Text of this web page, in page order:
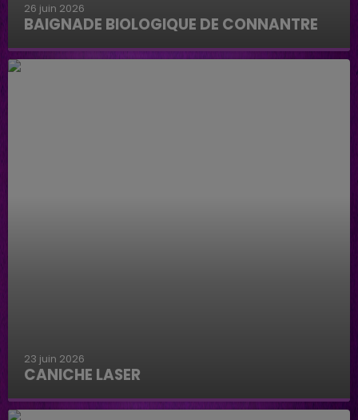
26 juin 2026
BAIGNADE BIOLOGIQUE DE CONNANTRE
Baignade biologique de Connantre
23 juin 2026
CANICHE LASER
Caniche Laser